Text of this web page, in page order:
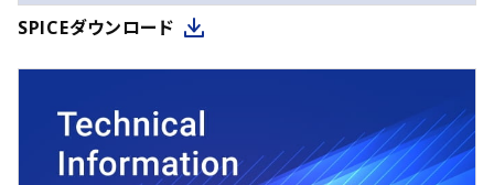
SPICEダウンロード